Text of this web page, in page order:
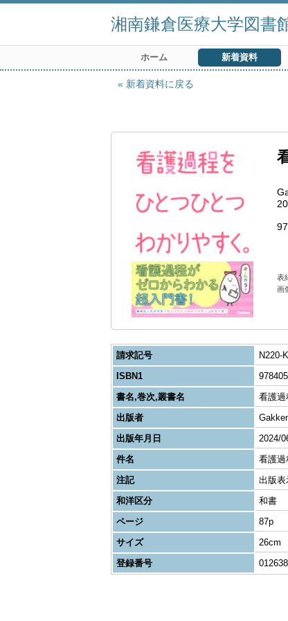
湘南鎌倉医療大学図書
ホーム 新着資料
新着資料に戻る
表
画
請求記号
N220-
ISBN1
書名,巻次,叢書名
看護過
出版者
出版年月日
2024/
件名
看護過
注記
出版
和洋区分
和書
ページ
87p
サイズ
26cm
登録番号
012638